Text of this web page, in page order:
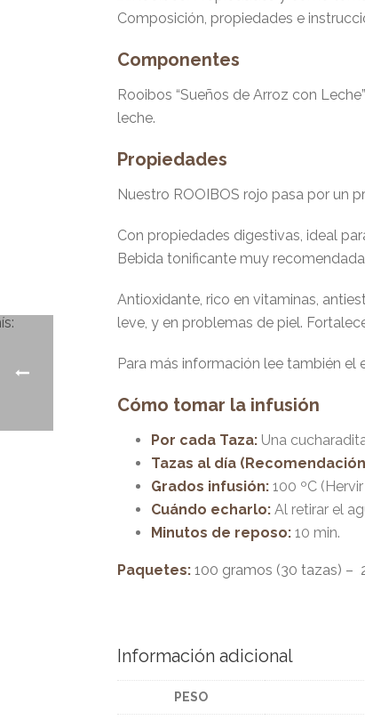
Composición, propiedades e
Componentes
Rooibos “Sueños de Arroz con
leche.
Propiedades
Nuestro ROOIBOS rojo pasa por un
Con propiedades digestivas, ideal
Bebida tonificante muy
Antioxidante, rico en vitaminas,
leve, y en problemas de piel.
Para más información lee también el
Cómo tomar la infusión
Por cada Taza: Una
Tazas al día
Grados infusión: 100 ºC
Cuándo echarlo: Al retirar el
Minutos de reposo: 10 min.
Paquetes: 100 gramos (30 tazas) –
Información adicional
PESO